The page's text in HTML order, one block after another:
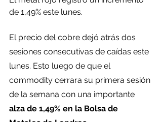
de 1,49% este lunes.
El precio del cobre dejó atrás dos
sesiones consecutivas de caídas este
lunes. Esto luego de que el
commodity cerrara su primera sesión
de la semana con una importante
alza de 1,49% en la Bolsa de